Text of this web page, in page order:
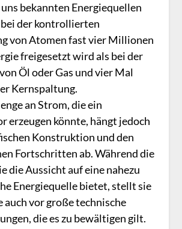
bekannten Energiequellen
bei der kontrollierten
von Atomen fast vier Millionen
freigesetzt wird als bei der
Öl oder Gas und vier Mal
Kernspaltung.
an Strom, die ein
erzeugen könnte, hängt jedoch
Konstruktion und den
Fortschritten ab. Während die
die Aussicht auf eine nahezu
Energiequelle bietet, stellt sie
auch vor große technische
die es zu bewältigen gilt.